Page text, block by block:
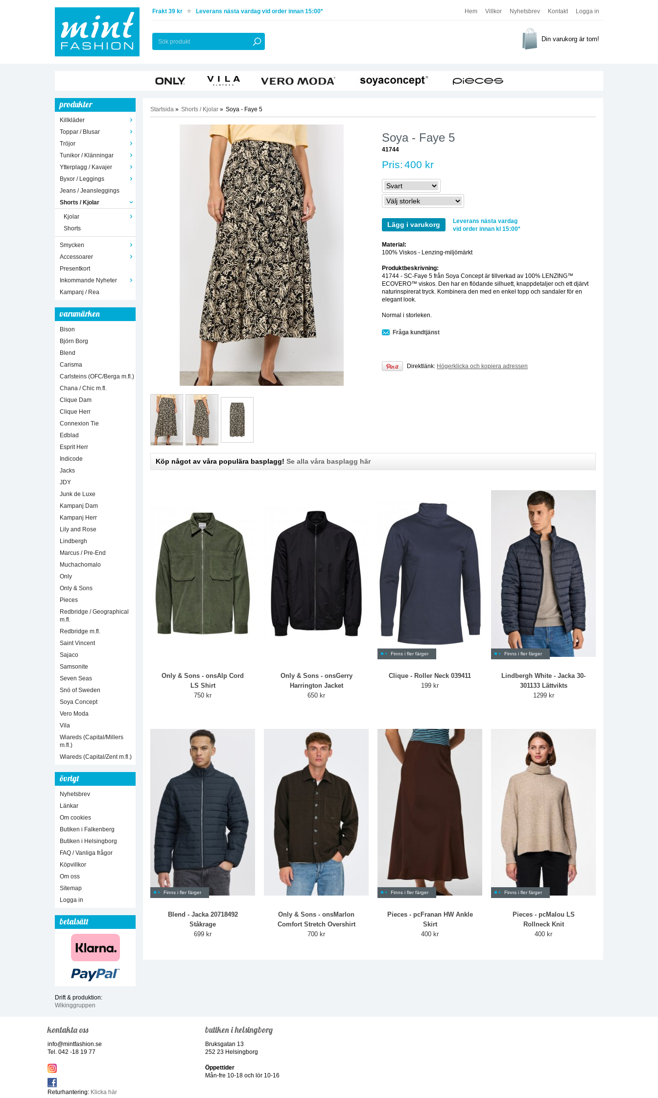
Hem Villkor Nyhetsbrev Kontakt Logga in
Frakt 39 kr Leverans nästa vardag vid order innan 15:00*
Din varukorg är tom!
produkter
Killkläder
Toppar / Blusar
Tröjor
Tunikor / Klänningar
Ytterplagg / Kavajer
Byxor / Leggings
Jeans / Jeansleggings
Shorts / Kjolar
Kjolar
Shorts
Smycken
Accessoarer
Presentkort
Inkommande Nyheter
Kampanj / Rea
varumärken
Bison
Björn Borg
Blend
Carisma
Carlsteins (OFC/Berga m.fl.)
Chana / Chic m.fl.
Clique Dam
Clique Herr
Connexion Tie
Edblad
Esprit Herr
Indicode
Jacks
JDY
Junk de Luxe
Kampanj Dam
Kampanj Herr
Lily and Rose
Lindbergh
Marcus / Pre-End
Muchachomalo
Only
Only & Sons
Pieces
Redbridge / Geographical
m.fl.
Redbridge m.fl.
Saint Vincent
Sajaco
Samsonite
Seven Seas
Snö of Sweden
Soya Concept
Vero Moda
Vila
Wiareds (Capital/Millers
m.fl.)
Wiareds (Capital/Zent m.fl.)
övrigt
Nyhetsbrev
Länkar
Om cookies
Butiken i Falkenberg
Butiken i Helsingborg
FAQ / Vanliga frågor
Köpvillkor
Om oss
Sitemap
Logga in
betalsätt
Drift & produktion:
Wikinggruppen
Startsida » Shorts / Kjolar » Soya - Faye 5
Soya - Faye 5
41744
Pris: 400 kr
Lägg i varukorg
Leverans nästa vardag
vid order innan kl 15:00*
Material:
100% Viskos - Lenzing-miljömärkt
Produktbeskrivning:
41744 - SC-Faye 5 från Soya Concept är tillverkad av 100% LENZING™
ECOVERO™ viskos. Den har en flödande silhuett, knappdetaljer och ett djärvt
naturinspirerat tryck. Kombinera den med en enkel topp och sandaler för en
elegant look.
Normal i storleken.
Fråga kundtjänst
Direktlänk: Högerklicka och kopiera adressen
Köp något av våra populära basplagg! Se alla våra basplagg här
Only & Sons - onsAlp Cord
LS Shirt
750 kr
Only & Sons - onsGerry
Harrington Jacket
650 kr
Finns i fler färger
Clique - Roller Neck 039411
199 kr
Finns i fler färger
Lindbergh White - Jacka 30-
301133 Lättvikts
1299 kr
Finns i fler färger
Blend - Jacka 20718492
Ståkrage
699 kr
Only & Sons - onsMarlon
Comfort Stretch Overshirt
700 kr
Finns i fler färger
Pieces - pcFranan HW Ankle
Skirt
400 kr
Finns i fler färger
Pieces - pcMalou LS
Rollneck Knit
400 kr
kontakta oss
info@mintfashion.se
Tel. 042 -18 19 77
Returhantering: Klicka här
butiken i helsingborg
Bruksgatan 13
252 23 Helsingborg
Öppettider
Mån-fre 10-18 och lör 10-16